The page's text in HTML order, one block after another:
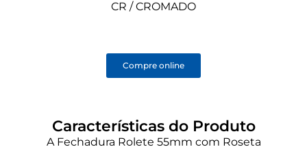
CR / CROMADO
Compre online
Características do Produto
A Fechadura Rolete 55mm com Roseta